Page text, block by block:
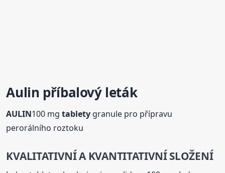
Aulin příbalový leták
AULIN100 mgtablety granule pro přípravu
perorálního roztoku
KVALITATIVNÍ A KVANTITATIVNÍ SLOŽENÍ